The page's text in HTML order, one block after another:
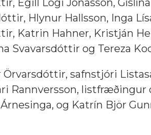
Egill Logi Jónasson,
Hlynur Hallsson, Inga
Katrin Hahner, Kristján
Svavarsdóttir og Tereza
safnstjóri
Rannversson,
og Katrín Björ